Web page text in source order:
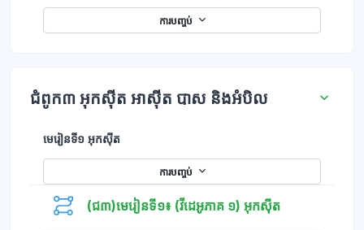
ការបញ្ចប់
ជំពូក៣ អុកសុីត អាសុីត បាស និងអំបិល
ការបញ្ចប់
មេរៀនទី១ អុកស៊ីត
(ជ៣)មេរៀនទី១៖ (វីដេអូភាគ ១) អុកស៊ីត